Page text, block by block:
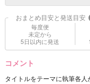
おまとめ目安と発送目安
毎度便
未定から
5日以内に発送
コメント
タイトルをテーマに執筆各